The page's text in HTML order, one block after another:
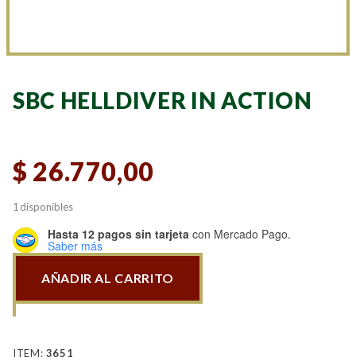
SBC HELLDIVER IN ACTION
$ 26.770,00
1 disponibles
Hasta 12 pagos sin tarjeta con Mercado Pago.
Saber más
Helldiver
Action
AÑADIR AL CARRITO
ITEM: 3651